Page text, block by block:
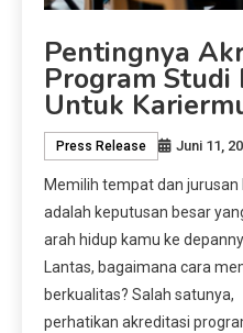
Pentingnya
Program
Untuk
Press Release Juni 11,
Memilih tempat dan jurusan
adalah keputusan besar
arah hidup kamu ke
Lantas, bagaimana cara
berkualitas? Salah satunya,
perhatikan akreditasi